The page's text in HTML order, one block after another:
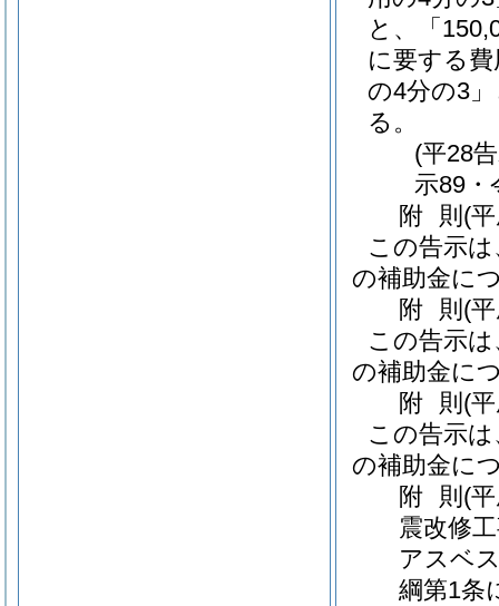
と、「
に要する
の4分の3
る。
(平28
示89・
附 則 (
この告示
の補助金に
附 則 (
この告示
の補助金に
附 則 (
この告示
の補助金に
附 則 (
震改修
アスベ
綱第1条